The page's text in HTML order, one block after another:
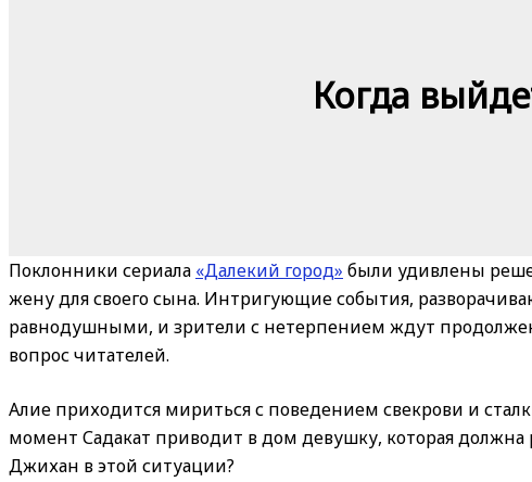
Когда
Поклонники сериала «Далекий город» были удивлены
жену для своего сына. Интригующие события,
равнодушными, и зрители с нетерпением ждут
вопрос читателей.
Алие приходится мириться с поведением свекрови и
момент Садакат приводит в дом девушку, которая
Джихан в этой ситуации?